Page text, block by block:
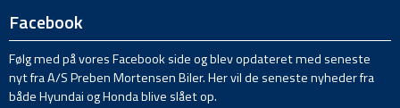
Facebook
Følg med på vores Facebook side og blev opdateret med seneste
nyt fra A/S Preben Mortensen Biler. Her vil de seneste nyheder fra
både Hyundai og Honda blive slået op.